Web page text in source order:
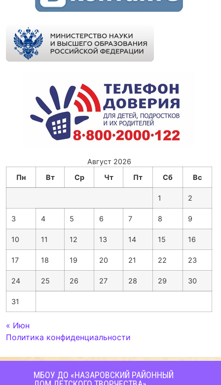
Август 2026
Пн
Вт Ср Чт Пт Сб Вс
1 2
3 4 5 6 7 8 9
10 11 12 13 14 15 16
17 18 19 20 21 22 23
24 25 26 27 28 29 30
31
« Июн
Политика конфиденциальности
МБОУ ДО «НАЗАРОВСКИЙ РАЙОННЫЙ